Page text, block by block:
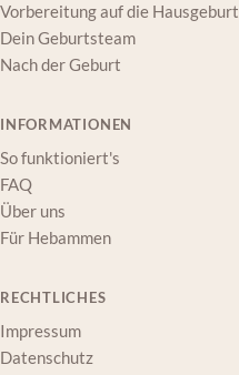
Vorbereitung auf die Hausgeburt
Dein Geburtsteam
Nach der Geburt
INFORMATIONEN
So funktioniert's
FAQ
Über uns
Für Hebammen
RECHTLICHES
Impressum
Datenschutz